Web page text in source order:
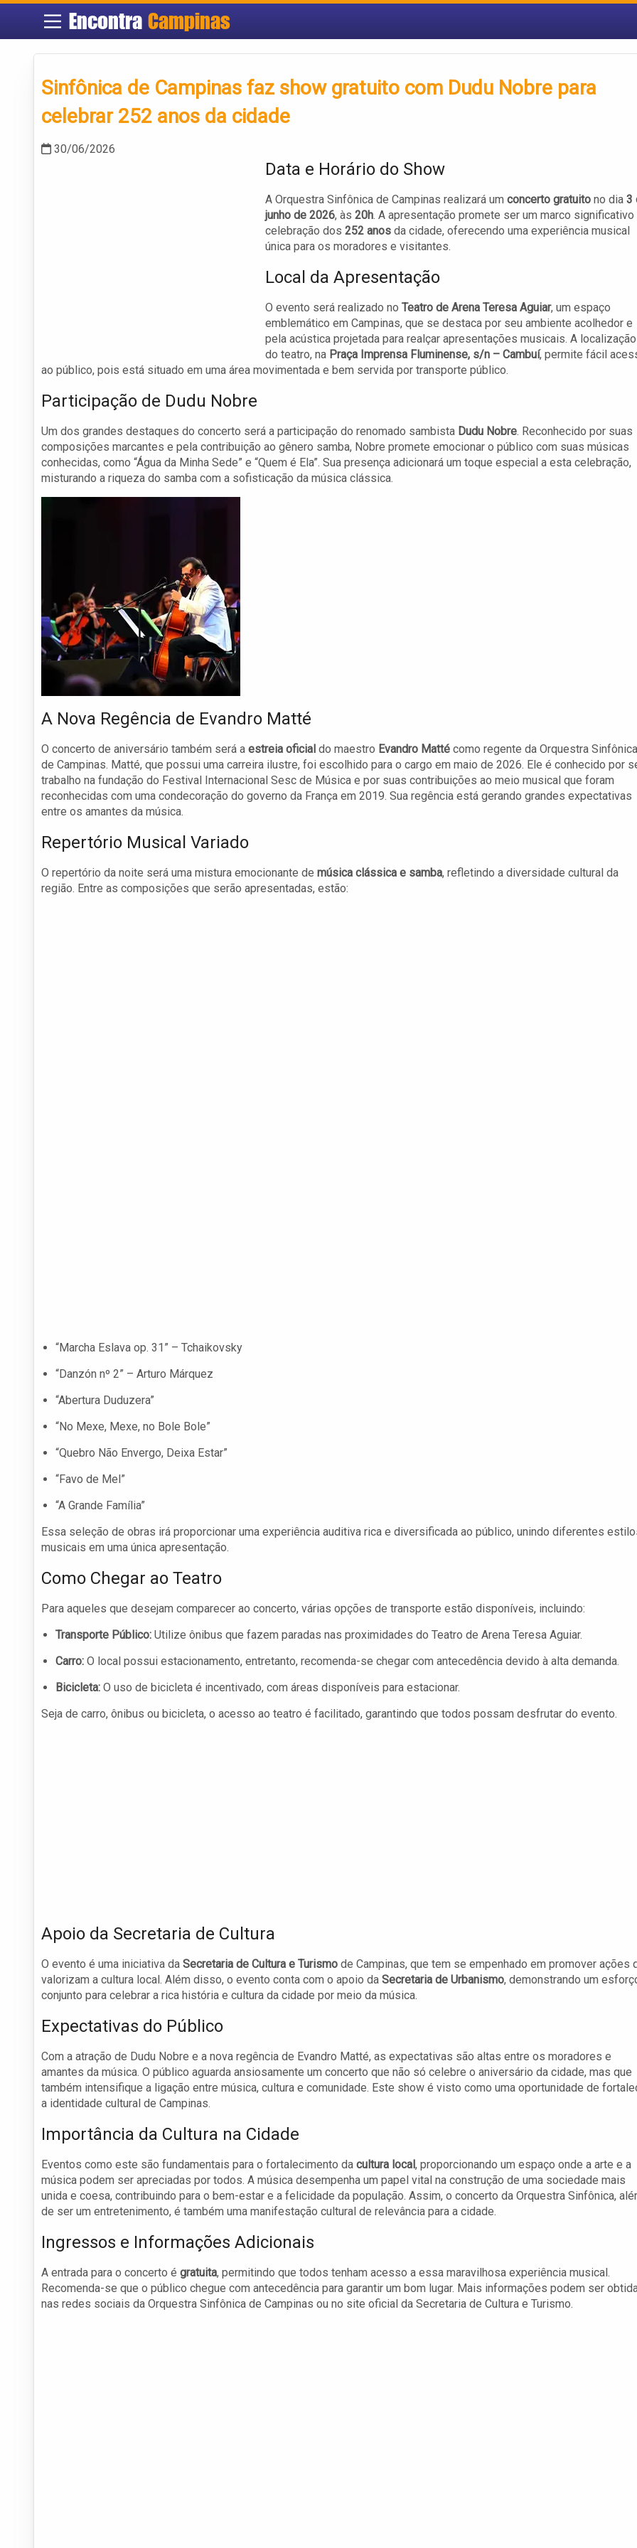
EncontraCampinas
Sinfônica de Campinas faz show gratuito com Dudu Nobre para
celebrar 252 anos da cidade
30/06/2026
Data e Horário do Show
A Orquestra Sinfônica de Campinas realizará um concerto gratuito no dia 3
junho de 2026, às 20h. A apresentação promete ser um marco significativo
celebração dos 252 anos da cidade, oferecendo uma experiência musical
única para os moradores e visitantes.
Local da Apresentação
O evento será realizado no Teatro de Arena Teresa Aguiar, um espaço
emblemático em Campinas, que se destaca por seu ambiente acolhedor e
pela acústica projetada para realçar apresentações musicais. A localização
do teatro, na Praça Imprensa Fluminense, s/n – Cambuí, permite fácil
ao público, pois está situado em uma área movimentada e bem servida por transporte público.
Participação de Dudu Nobre
Um dos grandes destaques do concerto será a participação do renomado sambista Dudu Nobre. Reconhecido por suas
composições marcantes e pela contribuição ao gênero samba, Nobre promete emocionar o público com suas músicas
conhecidas, como “Água da Minha Sede” e “Quem é Ela”. Sua presença adicionará um toque especial a esta celebração,
misturando a riqueza do samba com a sofisticação da música clássica.
A Nova Regência de Evandro Matté
O concerto de aniversário também será a estreia oficial do maestro Evandro Matté como regente da Orquestra Sinfônica
de Campinas. Matté, que possui uma carreira ilustre, foi escolhido para o cargo em maio de 2026. Ele é conhecido por
trabalho na fundação do Festival Internacional Sesc de Música e por suas contribuições ao meio musical que foram
reconhecidas com uma condecoração do governo da França em 2019. Sua regência está gerando grandes expectativas
entre os amantes da música.
Repertório Musical Variado
O repertório da noite será uma mistura emocionante de música clássica e samba, refletindo a diversidade cultural da
região. Entre as composições que serão apresentadas, estão:
“Marcha Eslava op. 31” – Tchaikovsky
“Danzón nº 2” – Arturo Márquez
“Abertura Duduzera”
“No Mexe, Mexe, no Bole Bole”
“Quebro Não Envergo, Deixa Estar”
“Favo de Mel”
“A Grande Família”
Essa seleção de obras irá proporcionar uma experiência auditiva rica e diversificada ao público, unindo diferentes
musicais em uma única apresentação.
Como Chegar ao Teatro
Para aqueles que desejam comparecer ao concerto, várias opções de transporte estão disponíveis, incluindo:
Transporte Público: Utilize ônibus que fazem paradas nas proximidades do Teatro de Arena Teresa Aguiar.
Carro: O local possui estacionamento, entretanto, recomenda-se chegar com antecedência devido à alta demanda.
Bicicleta: O uso de bicicleta é incentivado, com áreas disponíveis para estacionar.
Seja de carro, ônibus ou bicicleta, o acesso ao teatro é facilitado, garantindo que todos possam desfrutar do evento.
Apoio da Secretaria de Cultura
O evento é uma iniciativa da Secretaria de Cultura e Turismo de Campinas, que tem se empenhado em promover ações
valorizam a cultura local. Além disso, o evento conta com o apoio da Secretaria de Urbanismo, demonstrando um
conjunto para celebrar a rica história e cultura da cidade por meio da música.
Expectativas do Público
Com a atração de Dudu Nobre e a nova regência de Evandro Matté, as expectativas são altas entre os moradores e
amantes da música. O público aguarda ansiosamente um concerto que não só celebre o aniversário da cidade, mas que
também intensifique a ligação entre música, cultura e comunidade. Este show é visto como uma oportunidade de
a identidade cultural de Campinas.
Importância da Cultura na Cidade
Eventos como este são fundamentais para o fortalecimento da cultura local , proporcionando um espaço onde a arte e a
música podem ser apreciadas por todos. A música desempenha um papel vital na construção de uma sociedade mais
unida e coesa, contribuindo para o bem-estar e a felicidade da população. Assim, o concerto da Orquestra Sinfônica,
de ser um entretenimento, é também uma manifestação cultural de relevância para a cidade.
Ingressos e Informações Adicionais
A entrada para o concerto é gratuita, permitindo que todos tenham acesso a essa maravilhosa experiência musical.
Recomenda-se que o público chegue com antecedência para garantir um bom lugar. Mais informações podem ser
nas redes sociais da Orquestra Sinfônica de Campinas ou no site oficial da Secretaria de Cultura e Turismo.